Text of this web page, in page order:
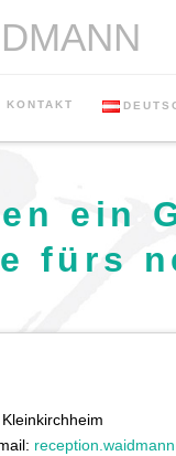
KONTAKT
ein
fürs